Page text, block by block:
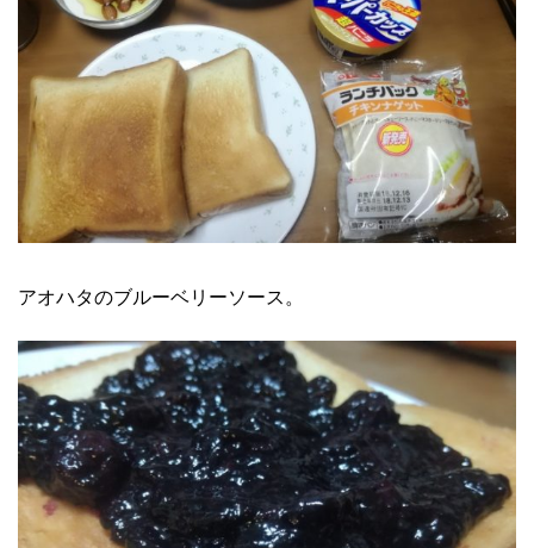
アオハタのブルーベリーソース。